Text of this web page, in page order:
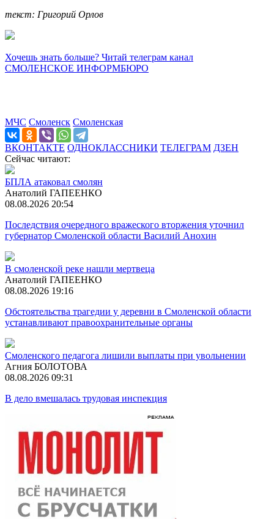
текст: Григорий Орлов
Хочешь знать больше? Читай телеграм канал
СМОЛЕНСКОЕ ИНФОРМБЮРО
МЧС Смоленск Смоленская
ВКОНТАКТЕ ОДНОКЛАССНИКИ ТЕЛЕГРАМ ДЗЕН
Сейчас читают:
БПЛА атаковал смолян
Анатолий ГАПЕЕНКО
08.08.2026 20:54
Последствия очередного вражеского вторжения уточнил
губернатор Смоленской области Василий Анохин
В смоленской реке нашли мертвеца
Анатолий ГАПЕЕНКО
08.08.2026 19:16
Обстоятельства трагедии у деревни в Смоленской области
устанавливают правоохранительные органы
Смоленского педагога лишили выплаты при увольнении
Агния БОЛОТОВА
08.08.2026 09:31
В дело вмешалась трудовая инспекция